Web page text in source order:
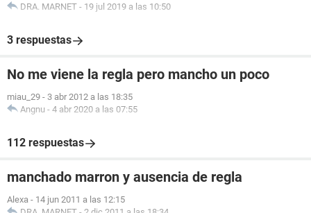
DRA. MARNET - 19 jul 2019 a las 10:50
3 respuestas
No me viene la regla pero mancho un poco
miau_29 - 3 abr 2012 a las 18:35
Angnu - 4 abr 2020 a las 07:55
112 respuestas
manchado marron y ausencia de regla
Alexa - 14 jun 2011 a las 12:15